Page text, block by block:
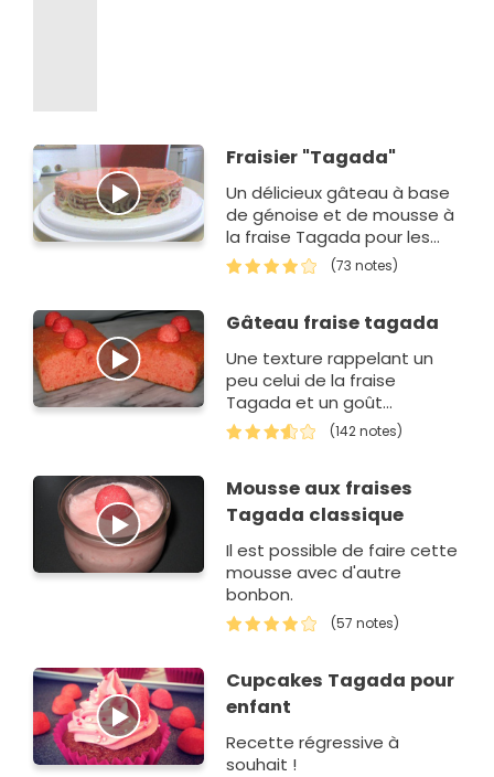
Fraisier "Tagada"
Un délicieux gâteau à base
de génoise et de mousse à
la fraise Tagada pour les
papilles des plus grands
comme des plus petits !
(73 notes)
Gâteau fraise tagada
Une texture rappelant un
peu celui de la fraise
Tagada et un goût
sympathique, ce gâteau
fera fureur chez les enfants
(142 notes)
Mousse aux fraises
Tagada classique
Il est possible de faire cette
mousse avec d'autre
bonbon.
(57 notes)
Cupcakes Tagada pour
enfant
Recette régressive à
souhait !